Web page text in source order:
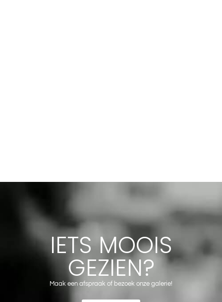
IETS MOOIS
GEZIEN?
Maak een afspraak of bezoek onze galerie!